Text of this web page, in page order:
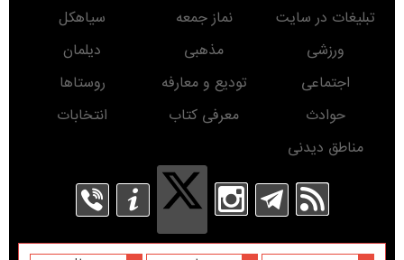
تبلیغات در سایت
نماز جمعه
سیاهکل
ورزشی
مذهبی
دیلمان
اجتماعی
تودیع و معارفه
روستاها
حوادث
معرفی کتاب
انتخابات
مناطق دیدنی